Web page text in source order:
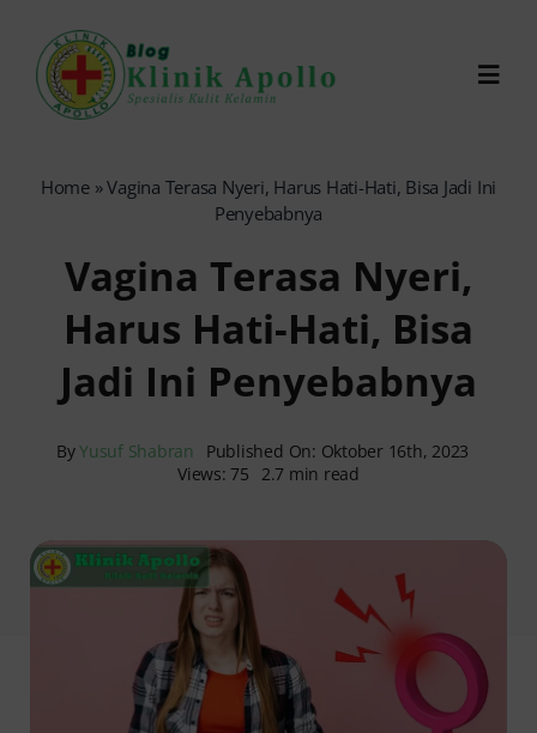
content
Reservasi Online
Search
Home »Vagina Terasa Nyeri, Harus Hati-Hati, Bisa Jadi Ini
Penyebabnya
Vagina Terasa Nyeri,
Harus Hati-Hati, Bisa
Jadi Ini Penyebabnya
ByYusuf Shabran
Published On: Oktober 16th, 2023
Views: 75
2.7 min read